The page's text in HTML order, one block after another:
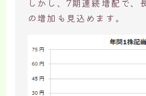
の増加も見込めます。